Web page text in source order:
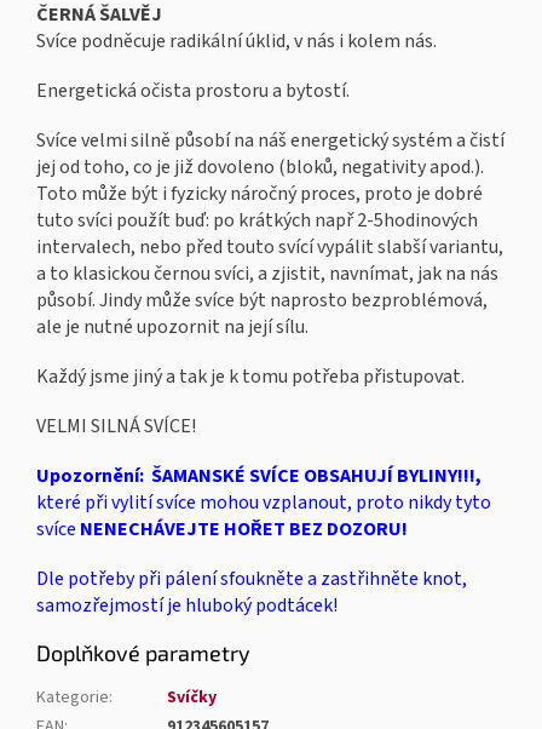
ČERNÁ ŠALVĚJ
Svíce podněcuje radikální úklid, v nás i kolem nás.
Energetická očista prostoru a bytostí.
Svíce velmi silně působí na náš energetický systém a čistí
jej od toho, co je již dovoleno (bloků, negativity apod.).
Toto může být i fyzicky náročný proces, proto je dobré
tuto svíci použít buď: po krátkých např 2-5hodinových
intervalech, nebo před touto svící vypálit slabší variantu,
a to klasickou černou svíci, a zjistit, navnímat, jak na nás
působí. Jindy může svíce být naprosto bezproblémová,
ale je nutné upozornit na její sílu.
Každý jsme jiný a tak je k tomu potřeba přistupovat.
VELMI SILNÁ SVÍCE!
Upozornění: ŠAMANSKÉ SVÍCE OBSAHUJÍ BYLINY!!!,
které při vylití svíce mohou vzplanout, proto nikdy tyto
svíce NENECHÁVEJTE HOŘET BEZ DOZORU!
Dle potřeby při pálení sfoukněte a zastřihněte knot,
samozřejmostí je hluboký podtácek!
Doplňkové parametry
Kategorie:
Svíčky